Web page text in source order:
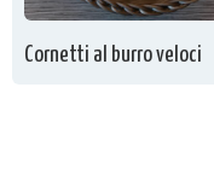
Cornetti al burro veloci